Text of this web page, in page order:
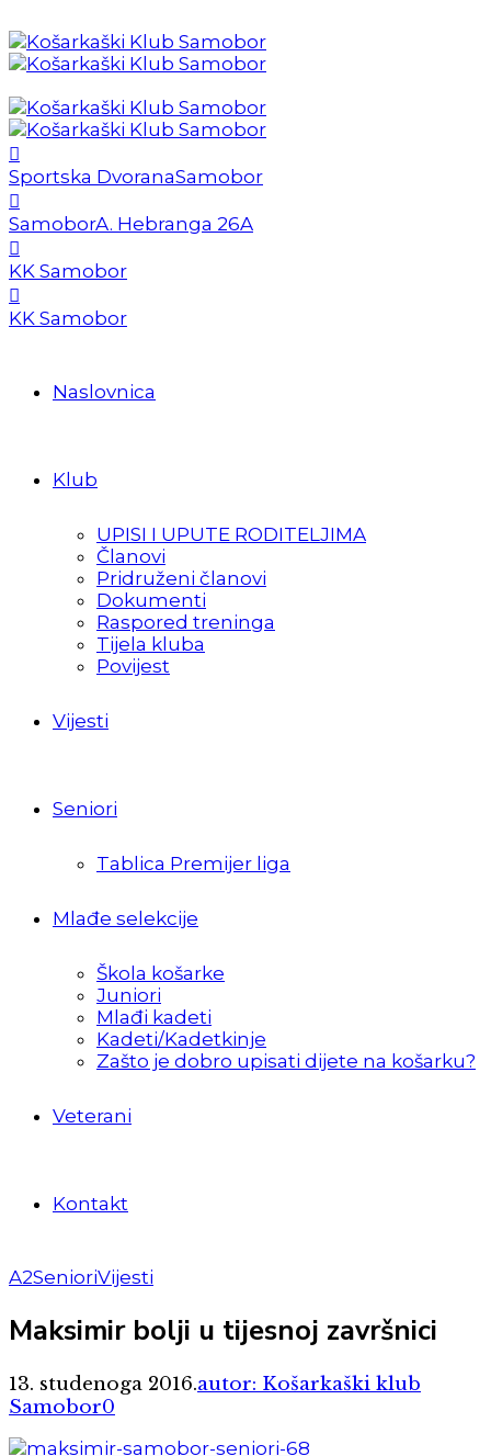
Sportska DvoranaSamobor
SamoborA. Hebranga 26A
KK Samobor
KK Samobor
Naslovnica
Klub
UPISI I UPUTE RODITELJIMA
Članovi
Pridruženi članovi
Dokumenti
Raspored treninga
Tijela kluba
Povijest
Vijesti
Seniori
Tablica Premijer liga
Mlađe selekcije
Škola košarke
Juniori
Mlađi kadeti
Kadeti/Kadetkinje
Zašto je dobro upisati dijete na košarku?
Veterani
Kontakt
A2SenioriVijesti
Maksimir bolji u tijesnoj završnici
13. studenoga 2016.autor: Košarkaški klub
Samobor0